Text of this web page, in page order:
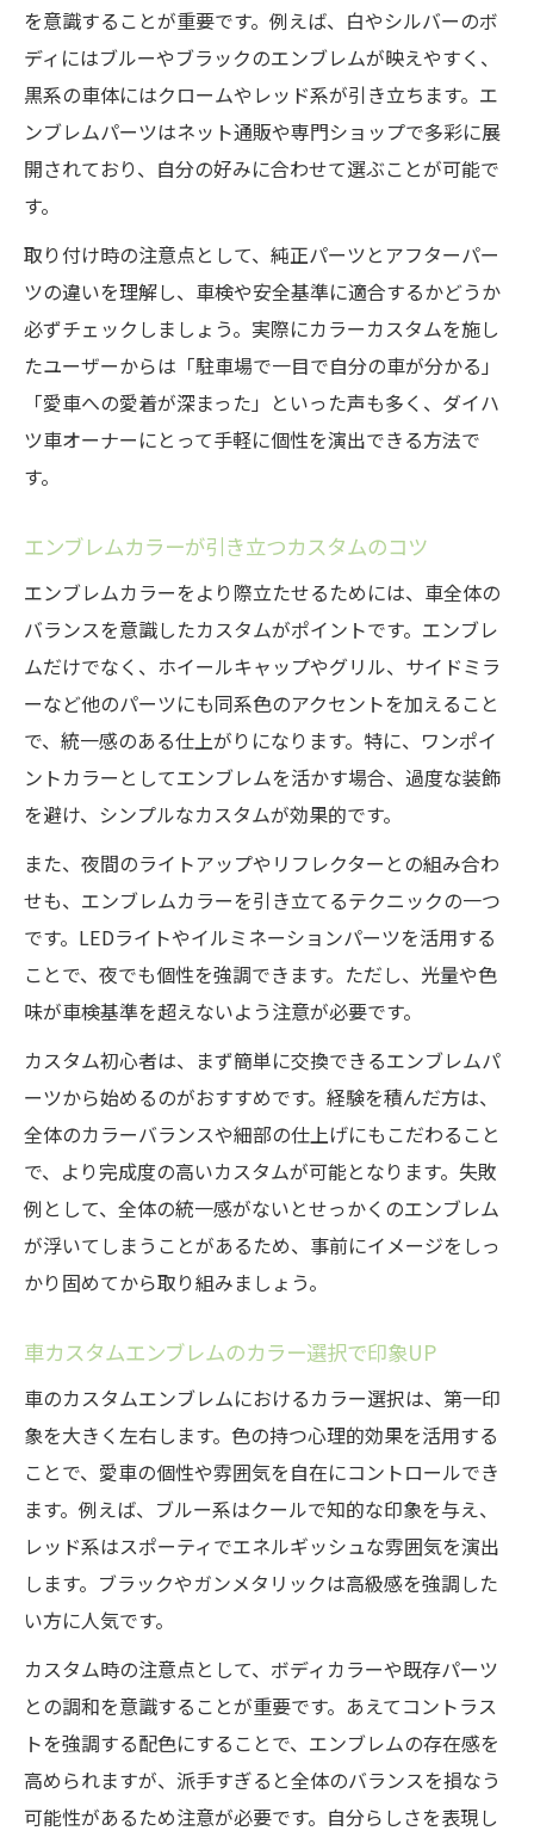
を意識することが重要です。例えば、白やシルバーのボ
ディにはブルーやブラックのエンブレムが映えやすく、
黒系の車体にはクロームやレッド系が引き立ちます。エ
ンブレムパーツはネット通販や専門ショップで多彩に展
開されており、自分の好みに合わせて選ぶことが可能で
す。
取り付け時の注意点として、純正パーツとアフターパー
ツの違いを理解し、車検や安全基準に適合するかどうか
必ずチェックしましょう。実際にカラーカスタムを施し
たユーザーからは「駐車場で一目で自分の車が分かる」
「愛車への愛着が深まった」といった声も多く、ダイハ
ツ車オーナーにとって手軽に個性を演出できる方法で
す。
エンブレムカラーが引き立つカスタムのコツ
エンブレムカラーをより際立たせるためには、車全体の
バランスを意識したカスタムがポイントです。エンブレ
ムだけでなく、ホイールキャップやグリル、サイドミラ
ーなど他のパーツにも同系色のアクセントを加えること
で、統一感のある仕上がりになります。特に、ワンポイ
ントカラーとしてエンブレムを活かす場合、過度な装飾
を避け、シンプルなカスタムが効果的です。
また、夜間のライトアップやリフレクターとの組み合わ
せも、エンブレムカラーを引き立てるテクニックの一つ
です。LEDライトやイルミネーションパーツを活用する
ことで、夜でも個性を強調できます。ただし、光量や色
味が車検基準を超えないよう注意が必要です。
カスタム初心者は、まず簡単に交換できるエンブレムパ
ーツから始めるのがおすすめです。経験を積んだ方は、
全体のカラーバランスや細部の仕上げにもこだわること
で、より完成度の高いカスタムが可能となります。失敗
例として、全体の統一感がないとせっかくのエンブレム
が浮いてしまうことがあるため、事前にイメージをしっ
かり固めてから取り組みましょう。
車カスタムエンブレムのカラー選択で印象UP
車のカスタムエンブレムにおけるカラー選択は、第一印
象を大きく左右します。色の持つ心理的効果を活用する
ことで、愛車の個性や雰囲気を自在にコントロールでき
ます。例えば、ブルー系はクールで知的な印象を与え、
レッド系はスポーティでエネルギッシュな雰囲気を演出
します。ブラックやガンメタリックは高級感を強調した
い方に人気です。
カスタム時の注意点として、ボディカラーや既存パーツ
との調和を意識することが重要です。あえてコントラス
トを強調する配色にすることで、エンブレムの存在感を
高められますが、派手すぎると全体のバランスを損なう
可能性があるため注意が必要です。自分らしさを表現し